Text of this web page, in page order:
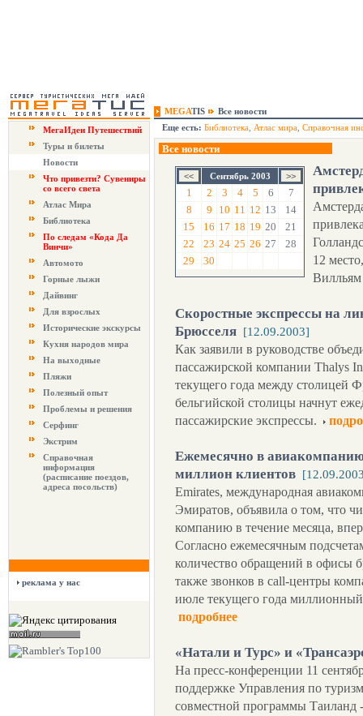
MEGATIS
Все новости
МегаИдеи Путешествий
Туры и билеты
Новости
Что привезти? Сувениры
со всего света
Атлас Мира
Библиотека
По следам «Кода Да
Винчи»
Автомото
Горные лыжи
Дайвинг
Для взрослых
Исторические экскурсы
Кухня народов мира
На выходные
Пляжи
Полезный опыт
Проблемы и решения
Серфинг
Экстрим
Справочная
информация
(расписание поездов,
адреса посольств)
реклама у нас
Еще есть: Библиотека Атлас мира Справочная
Все новости
Сентябрь 2003
1 2 3 4 5 6
7
8
9 10 11 12 13
14
15
16 17 18 19 20
21
22
23 24 25 26 27
28
29
30
12
Скоростные экспрессы на
Брюсселя [12.09.2003]
Как заявили в руководстве
пассажирской компании Thalys
текущего года между столицей
бельгийской столицы начнут
пассажирские экспрессы.
Ежемесячно в
миллион клиентов
Emirates, международная
Эмиратов, объявила о том, что
компанию в течение месяца,
Согласно ежемесячным
количество обращений в офисы
также звонков в call-центры
июле текущего года
подробнее
«Натали и Турс» и
На пресс-конференции 11
поддержке Управления по
совместной программы Таиланд -